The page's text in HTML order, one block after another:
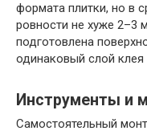
формата плитки, но в
ровности не хуже 2–3
подготовлена
одинаковый слой
Инструменты и
Самостоятельный